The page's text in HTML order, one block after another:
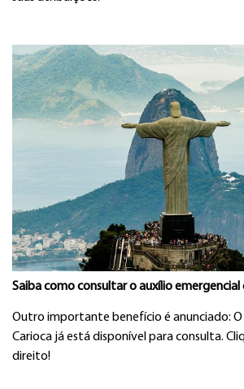
Saiba como consultar o auxílio emergencial
Outro importante benefício é anunciado: O
Carioca já está disponível para consulta.
direito!